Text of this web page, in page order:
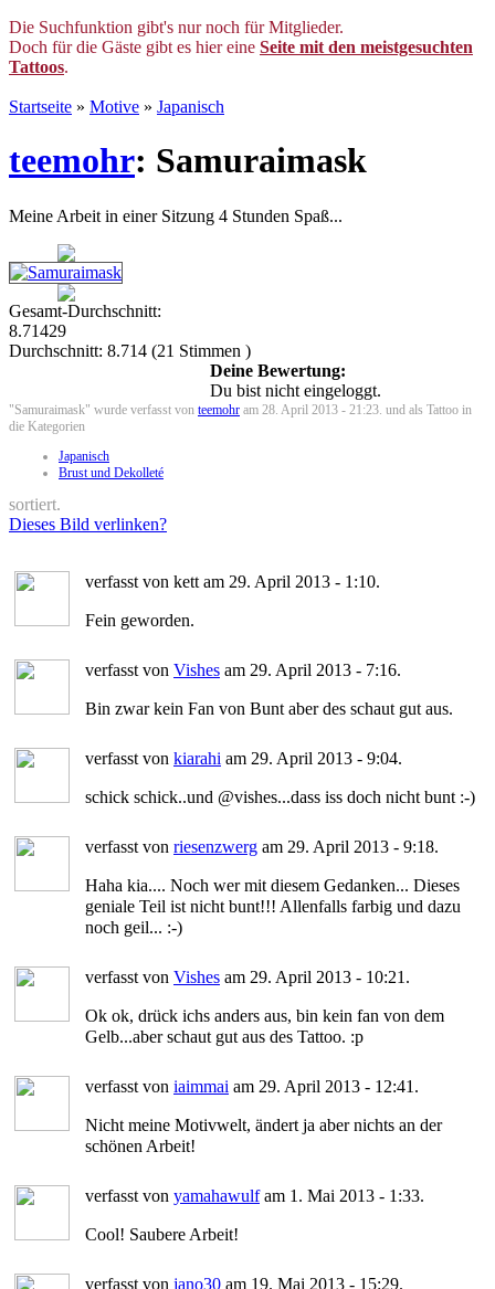
Die Suchfunktion gibt's nur noch für Mitglieder.
Doch für die Gäste gibt es hier eine Seite mit den meistgesuchten
Tattoos.
Startseite » Motive » Japanisch
teemohr: Samuraimask
Meine Arbeit in einer Sitzung 4 Stunden Spaß...
Gesamt-Durchschnitt:
8.71429
Durchschnitt: 8.714 (21 Stimmen )
Deine Bewertung:
Du bist nicht eingeloggt.
"Samuraimask" wurde verfasst von teemohr am 28. April 2013 - 21:23. und als Tattoo in
die Kategorien
Japanisch
Brust und Dekolleté
sortiert.
Dieses Bild verlinken?
verfasst von kett am 29. April 2013 - 1:10.
Fein geworden.
verfasst von Vishes am 29. April 2013 - 7:16.
Bin zwar kein Fan von Bunt aber des schaut gut aus.
verfasst von kiarahi am 29. April 2013 - 9:04.
schick schick..und @vishes...dass iss doch nicht bunt :-)
verfasst von riesenzwerg am 29. April 2013 - 9:18.
Haha kia.... Noch wer mit diesem Gedanken... Dieses
geniale Teil ist nicht bunt!!! Allenfalls farbig und dazu
noch geil... :-)
verfasst von Vishes am 29. April 2013 - 10:21.
Ok ok, drück ichs anders aus, bin kein fan von dem
Gelb...aber schaut gut aus des Tattoo. :p
verfasst von iaimmai am 29. April 2013 - 12:41.
Nicht meine Motivwelt, ändert ja aber nichts an der
schönen Arbeit!
verfasst von yamahawulfam 1. Mai 2013 - 1:33.
Cool! Saubere Arbeit!
verfasst von jano30 am 19. Mai 2013 - 15:29.